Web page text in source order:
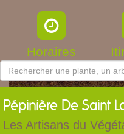
Horaires
Pépinière De Saint
Les Artisans du